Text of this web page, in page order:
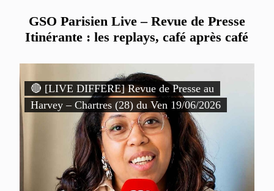
GSO Parisien Live – Revue de Presse
Itinérante : les replays, café après café
🔴 [LIVE DIFFERE] Revue de Presse au
Harvey – Chartres (28) du Ven 19/06/2026